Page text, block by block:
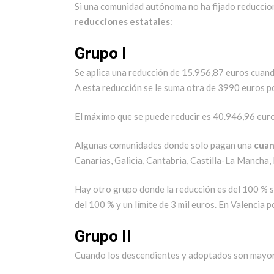
Si una comunidad autónoma no ha fijado
reducciones estatales:
Grupo I
Se aplica una reducción de 15.956,87 euros
A esta reducción se le suma otra de 3990 euros
El máximo que se puede reducir es 40.946,96
Algunas comunidades donde solo pagan una
Canarias, Galicia, Cantabria, Castilla-La
Hay otro grupo donde la reducción es del 100 %
del 100 % y un límite de 3 mil euros. En Valencia
Grupo II
Cuando los descendientes y adoptados son